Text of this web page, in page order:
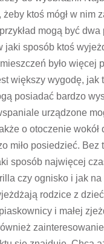
ktoś mógł w nim
mogą być
jaki sposób ktoś
było
większy wygodę, jak
posiadać bardzo
urządzone
o otoczenie
miło posiedzieć.
sposób najwięcej
czy ognisko i jak
rodzice z
i małej